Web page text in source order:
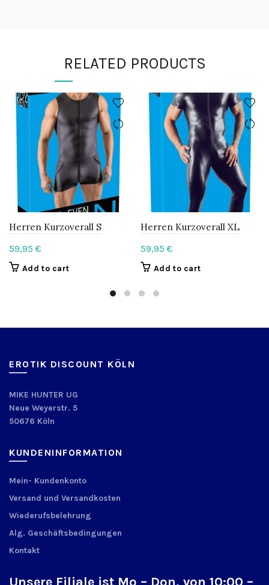
RELATED PRODUCTS
Herren Kurzoverall S
59,95 €
Add to cart
Herren Kurzoverall XL
59,95 €
Add to cart
EROTIK DISCOUNT KÖLN
MIKE HUNTER UG
Neue Weyerstr. 5
50676 Köln
KUNDENINFORMATION
Mein- Kundenkonto
Versand und Versandkosten
Wiederufsbelehrung
Alg. Geschäftsbedingungen
Kontakt